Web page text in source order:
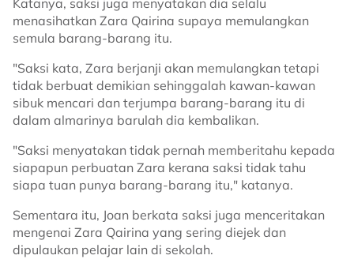
Katanya, saksi juga menyatakan dia selalu
menasihatkan Zara Qairina supaya memulangkan
semula barang-barang itu.
"Saksi kata, Zara berjanji akan memulangkan tetapi
tidak berbuat demikian sehinggalah kawan-kawan
sibuk mencari dan terjumpa barang-barang itu di
dalam almarinya barulah dia kembalikan.
"Saksi menyatakan tidak pernah memberitahu kepada
siapapun perbuatan Zara kerana saksi tidak tahu
siapa tuan punya barang-barang itu," katanya.
Sementara itu, Joan berkata saksi juga menceritakan
mengenai Zara Qairina yang sering diejek dan
dipulaukan pelajar lain di sekolah.